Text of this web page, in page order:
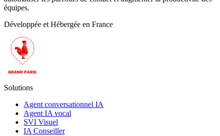
équipes.
Développée et Hébergée en France
Solutions
Agent conversationnel IA
Agent IA vocal
SVI Visuel
IA Conseiller